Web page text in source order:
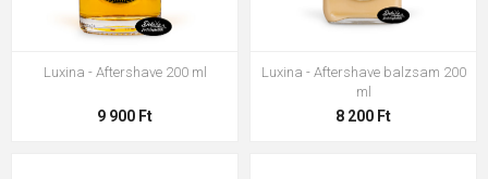
Luxina - Aftershave 200 ml
9 900 Ft
Luxina - Aftershave balzsam 200
ml
8 200 Ft